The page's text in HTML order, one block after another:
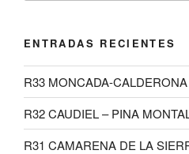
ENTRADAS RECIENTES
R33 MONCADA-
R32 CAUDIEL – PINA
R31 CAMARENA DE LA